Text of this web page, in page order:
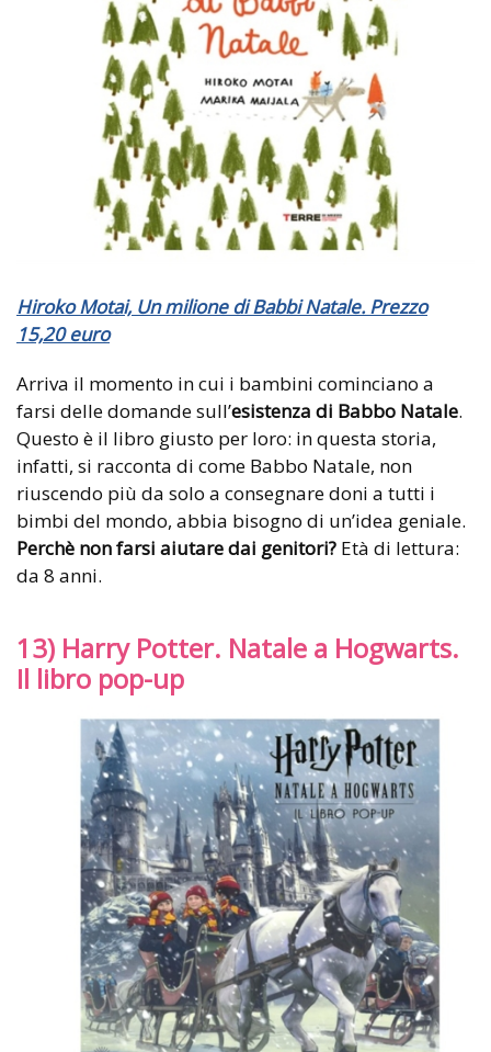
Hiroko Motai, Un milione di Babbi Natale. Prezzo
15,20 euro
Arriva il momento in cui i bambini cominciano a
farsi delle domande sull’esistenza di Babbo Natale.
Questo è il libro giusto per loro: in questa storia,
infatti, si racconta di come Babbo Natale, non
riuscendo più da solo a consegnare doni a tutti i
bimbi del mondo, abbia bisogno di un’idea geniale.
Perchè non farsi aiutare dai genitori? Età di lettura:
da 8 anni.
13) Harry Potter. Natale a Hogwarts.
Il libro pop-up